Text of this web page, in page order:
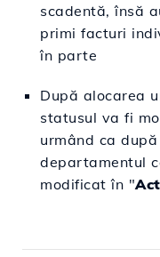
scadentă, însă
primi facturi
în parte
După alocarea
statusul va fi
urmând ca
departamentul
modificat în "